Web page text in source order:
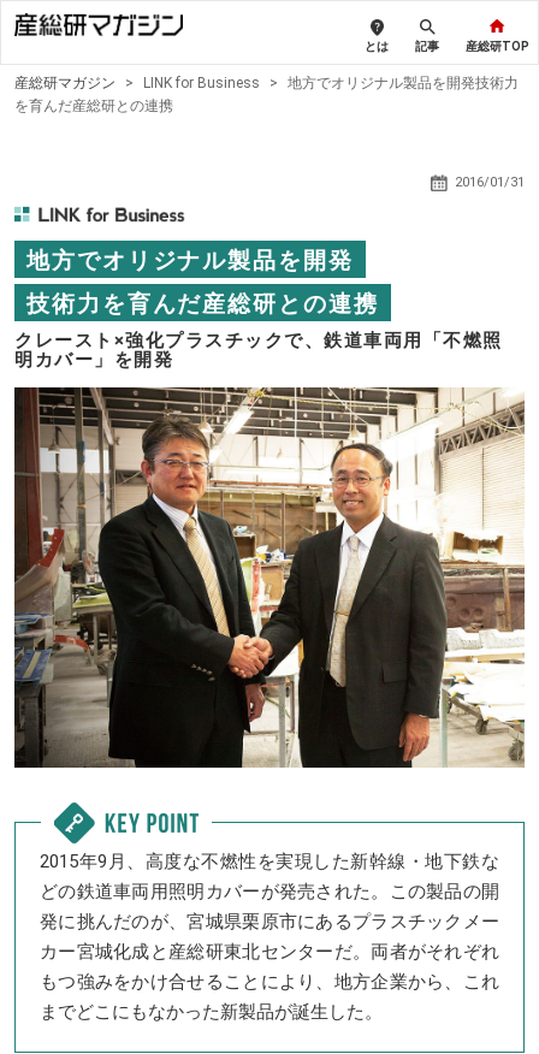
とは 記事 産総研TOP
産総研マガジン > LINK for Business >
地方でオリジナル製品を開発技術力
を育んだ産総研との連携
2016/01/31
地方でオリジナル製品を開発
技術力を育んだ産総研との連携
クレースト×強化プラスチックで、鉄道車両用「不燃照
明カバー」を開発
2015年9月、高度な不燃性を実現した新幹線・地下鉄な
どの鉄道車両用照明カバーが発売された。この製品の開
発に挑んだのが、宮城県栗原市にあるプラスチックメー
カー宮城化成と産総研東北センターだ。両者がそれぞれ
もつ強みをかけ合せることにより、地方企業から、これ
までどこにもなかった新製品が誕生した。